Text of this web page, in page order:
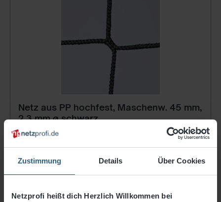
Zustimmung Details Über Cookies
Netzprofi heißt dich Herzlich Willkommen bei
Netz aus PP hochfest, Maschenw. 45 mm,
2,3 mm ø schwarz
Artikel-Nr.
045-23423
Maschenweite
45 mm
Qualität
knotenlos